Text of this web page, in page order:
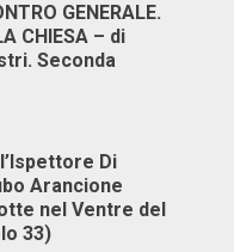
GENERALE.
CHIESA – di
Seconda
Di
Arancione
nel Ventre del
33)